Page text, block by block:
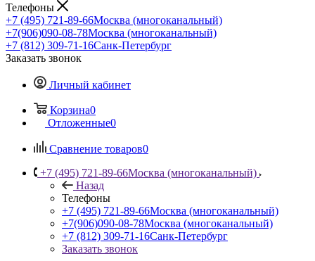
Телефоны
+7 (495) 721-89-66Москва (многоканальный)
+7(906)090-08-78Москва (многоканальный)
+7 (812) 309-71-16Санк-Петербург
Заказать звонок
Личный кабинет
Корзина0
Отложенные0
Сравнение товаров0
+7 (495) 721-89-66Москва (многоканальный)
Назад
Телефоны
+7 (495) 721-89-66Москва (многоканальный)
+7(906)090-08-78Москва (многоканальный)
+7 (812) 309-71-16Санк-Петербург
Заказать звонок